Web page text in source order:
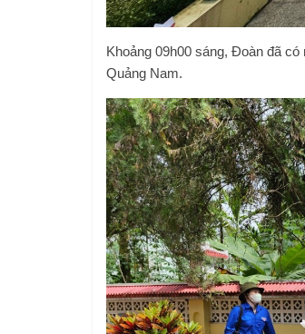
Khoảng 09h00 sáng, Đoàn đã
Quảng Nam.